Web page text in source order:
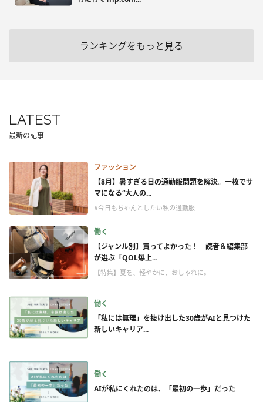
ランキングをもっと見る
LATEST
最新の記事
ファッション
【8月】暑すぎる日の通勤服問題を解決。一枚でサ
マになる“大人の...
#今日もちゃんとしたい私の通勤服
働く
【ジャンル別】買ってよかった！ 読者＆編集部
が選ぶ「QOL爆上...
【特集】夏を、軽やかに、おしゃれに。
働く
「私には無理」を抜け出した30歳がAIと見つけた
新しいキャリア...
働く
AIが私にくれたのは、「最初の一歩」だった